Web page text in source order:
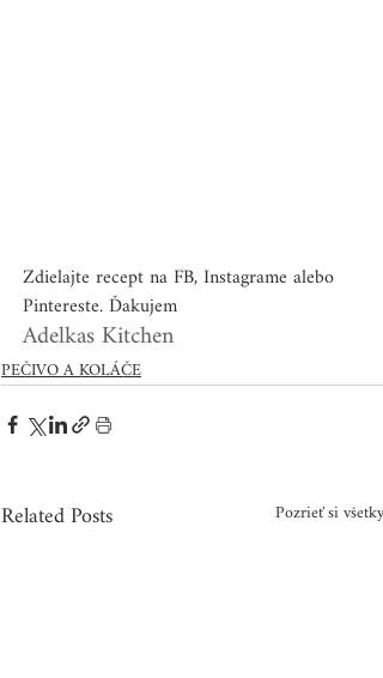
Zdielajte recept na FB, Instagrame alebo
Pintereste. Ďakujem
Adelkas Kitchen
PEČIVO A KOLÁČE
Related Posts Pozrieť si všetky